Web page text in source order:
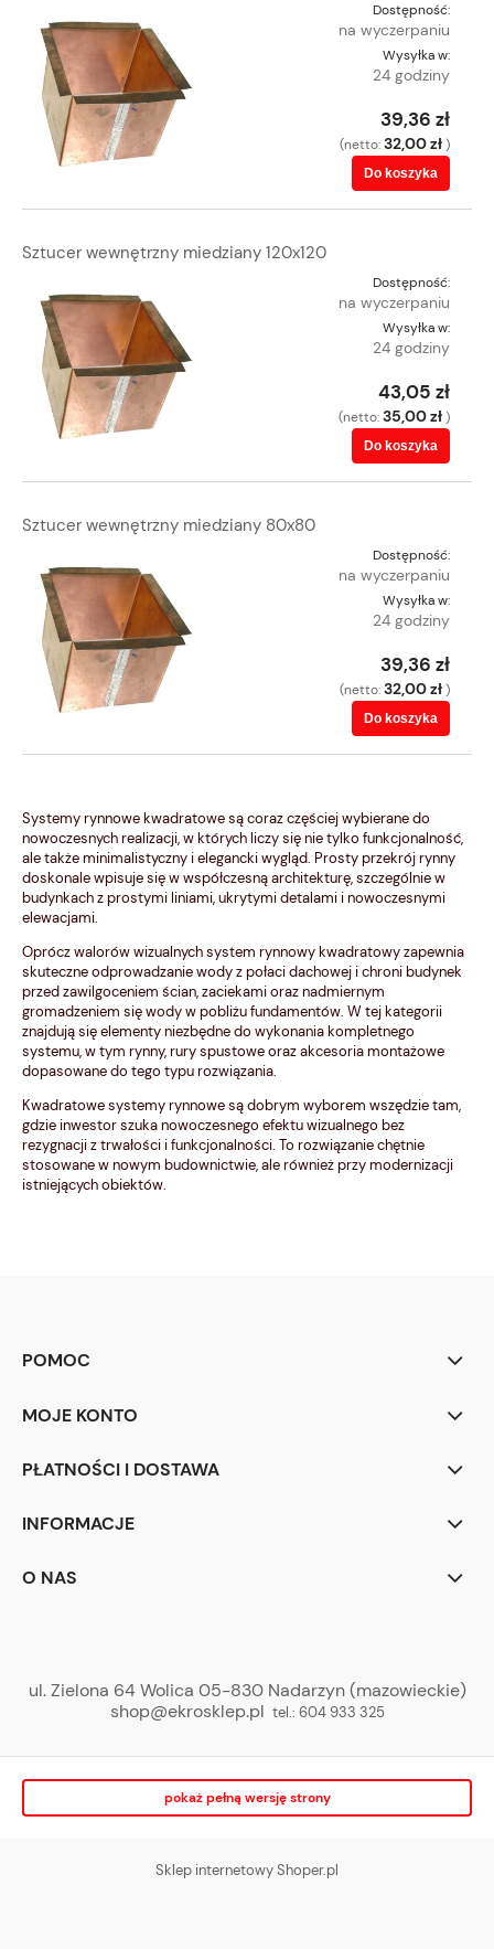
Dostępność:
na wyczerpaniu
Wysyłka w:
24 godziny
39,36 zł
(netto:32,00 zł )
Do koszyka
Sztucer wewnętrzny miedziany 120x120
Dostępność:
na wyczerpaniu
Wysyłka w:
24 godziny
43,05 zł
(netto:35,00 zł )
Do koszyka
Sztucer wewnętrzny miedziany 80x80
Dostępność:
na wyczerpaniu
Wysyłka w:
24 godziny
39,36 zł
(netto:32,00 zł )
Do koszyka
Systemy rynnowe kwadratowe są coraz częściej wybierane do
nowoczesnych realizacji, w których liczy się nie tylko funkcjonalność,
ale także minimalistyczny i elegancki wygląd. Prosty przekrój rynny
doskonale wpisuje się w współczesną architekturę, szczególnie w
budynkach z prostymi liniami, ukrytymi detalami i nowoczesnymi
elewacjami.
Oprócz walorów wizualnych system rynnowy kwadratowy zapewnia
skuteczne odprowadzanie wody z połaci dachowej i chroni budynek
przed zawilgoceniem ścian, zaciekami oraz nadmiernym
gromadzeniem się wody w pobliżu fundamentów. W tej kategorii
znajdują się elementy niezbędne do wykonania kompletnego
systemu, w tym rynny, rury spustowe oraz akcesoria montażowe
dopasowane do tego typu rozwiązania.
Kwadratowe systemy rynnowe są dobrym wyborem wszędzie tam,
gdzie inwestor szuka nowoczesnego efektu wizualnego bez
rezygnacji z trwałości i funkcjonalności. To rozwiązanie chętnie
stosowane w nowym budownictwie, ale również przy modernizacji
istniejących obiektów.
POMOC
MOJE KONTO
PŁATNOŚCI I DOSTAWA
INFORMACJE
O NAS
ul. Zielona 64 Wolica 05-830 Nadarzyn (mazowieckie)
shop@ekrosklep.pl tel.: 604 933 325
pokaż pełną wersję strony
Sklep internetowy Shoper.pl